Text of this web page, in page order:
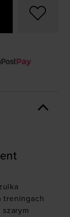
treningach